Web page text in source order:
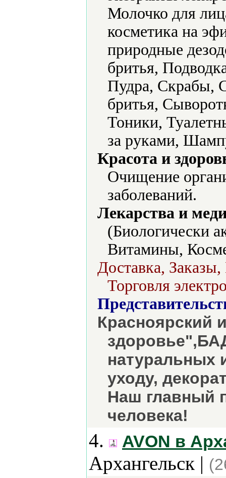
Молочко для
косметика на
природные
бритья,
Пудра, Скрабы,
бритья,
Тоники,
за руками,
Красота и
Очищение
заболеваний.
Лекарства и
(Биологически
Витамины,
Доставка,
Торговля
Красноярский
натуральных
уходу,
Наш главный
человека!
4. AVON в
Архангельск |